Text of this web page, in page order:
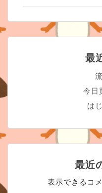
最
今日
は
最近
表示できるコ